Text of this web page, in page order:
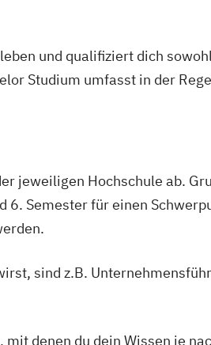
und qualifiziert dich
Studium umfasst in der
jeweiligen Hochschule ab.
6. Semester für einen
sind z.B.
denen du dein Wissen je